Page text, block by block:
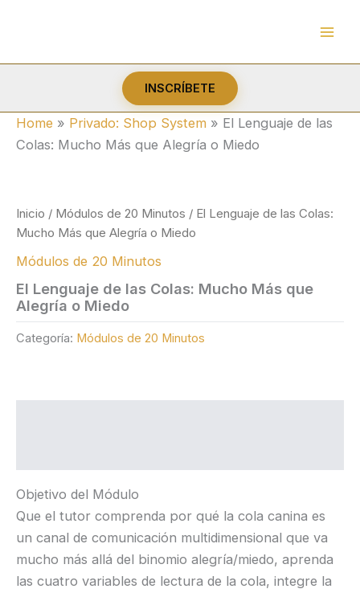
INSCRÍBETE
Home » Privado: Shop System » El Lenguaje de las
Colas: Mucho Más que Alegría o Miedo
Inicio / Módulos de 20 Minutos / El Lenguaje de las Colas:
Mucho Más que Alegría o Miedo
Módulos de 20 Minutos
El Lenguaje de las Colas: Mucho Más que
Alegría o Miedo
Categoría: Módulos de 20 Minutos
Objetivo del Módulo
Que el tutor comprenda por qué la cola canina es
un canal de comunicación multidimensional que va
mucho más allá del binomio alegría/miedo, aprenda
las cuatro variables de lectura de la cola, integre la